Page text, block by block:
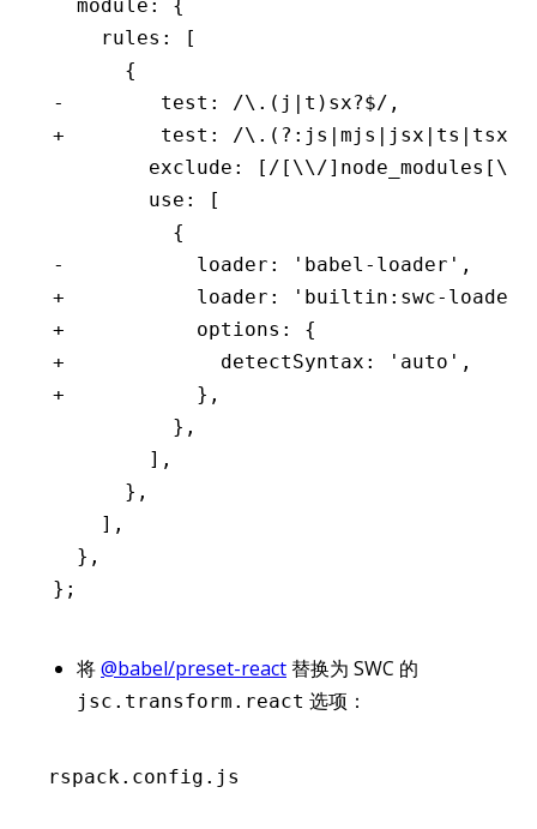
  module: {
    rules: [
      {
-        test: /\.(j|t)sx?$/,
+        test: /
exclude: [/[\\/]node_modules[\\/
        use: [
          {
-           loader: 'babel-loader',
+           loader: 'builtin:swc-
+           options: {
+             detectSyntax: 'auto',
+           },
          },
        ],
      },
    ],
  },
};
将@babel/preset-react 替换为 SWC 的
jsc.transform.react 选项：
rspack.config.js